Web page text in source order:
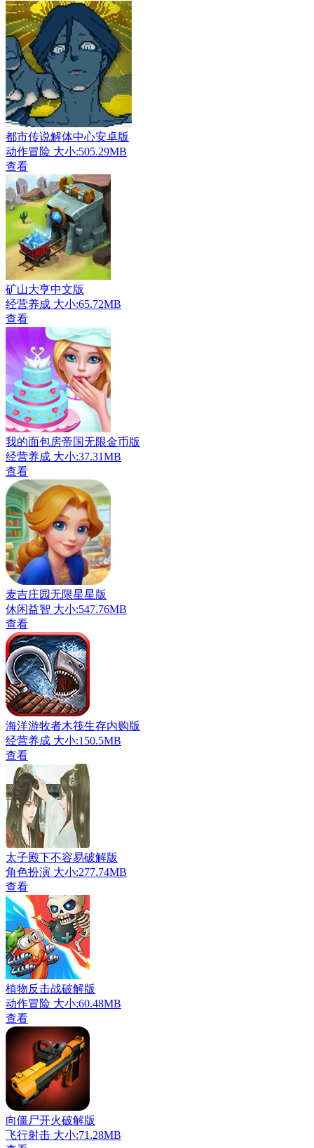
都市传说解体中心安卓版
动作冒险 大小:505.29MB
查看
矿山大亨中文版
经营养成 大小:65.72MB
查看
我的面包房帝国无限金币版
经营养成 大小:37.31MB
查看
麦吉庄园无限星星版
休闲益智 大小:547.76MB
查看
海洋游牧者木筏生存内购版
经营养成 大小:150.5MB
查看
太子殿下不容易破解版
角色扮演 大小:277.74MB
查看
植物反击战破解版
动作冒险 大小:60.48MB
查看
向僵尸开火破解版
飞行射击 大小:71.28MB